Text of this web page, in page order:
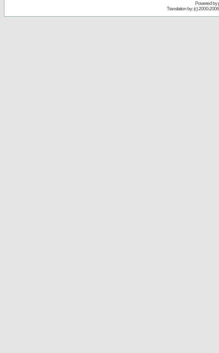
Powered by
Translation by: (c) 2000-